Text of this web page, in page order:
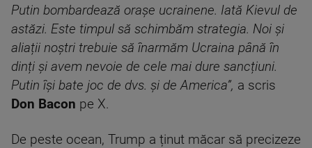
Putin bombardează orașe ucrainene. Iată Kievul de
astăzi. Este timpul să schimbăm strategia. Noi și
aliații noștri trebuie să înarmăm Ucraina până în
dinți și avem nevoie de cele mai dure sancțiuni.
Putin își bate joc de dvs. și de America”, a scris
Don Bacon pe X.
De peste ocean, Trump a ținut măcar să precizeze